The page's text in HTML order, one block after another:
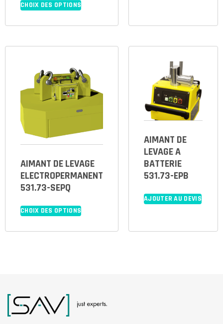
CHOIX DES OPTIONS
AIMANT DE LEVAGE
ELECTROPERMANENT
531.73-SEPQ
CHOIX DES OPTIONS
AIMANT DE
LEVAGE A
BATTERIE
531.73-EPB
AJOUTER AU DEVIS